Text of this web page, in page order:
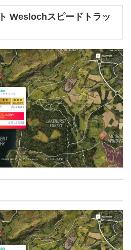
Weslochスピードトラッ